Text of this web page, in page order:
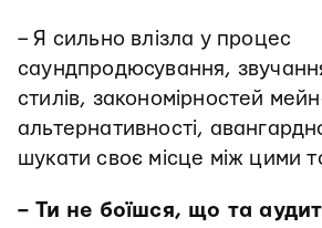
– Я сильно влізла у процес
саундпродюсування,
стилів, закономірностей
альтернативності,
шукати своє місце між цими
– Ти не боїшся, що та